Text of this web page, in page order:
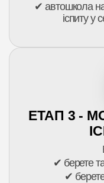
✔ автошкола
іспиту у
ЕТАП 3 -
✔ берете
✔